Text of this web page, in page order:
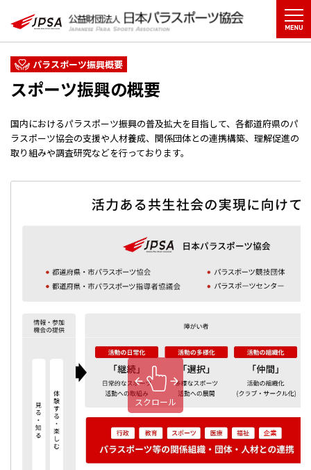
パラスポーツ振興概要
スポーツ振興の概要
国内におけるパラスポーツ振興の普及拡大を目指して、各都道府県のパ
ラスポーツ協会の支援や人材養成、関係団体との連携構築、理解促進の
取り組みや調査研究などを行っております。
スクロール